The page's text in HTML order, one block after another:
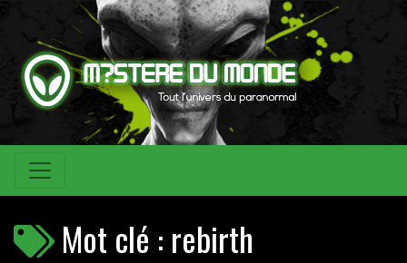
Mot clé : rebirth